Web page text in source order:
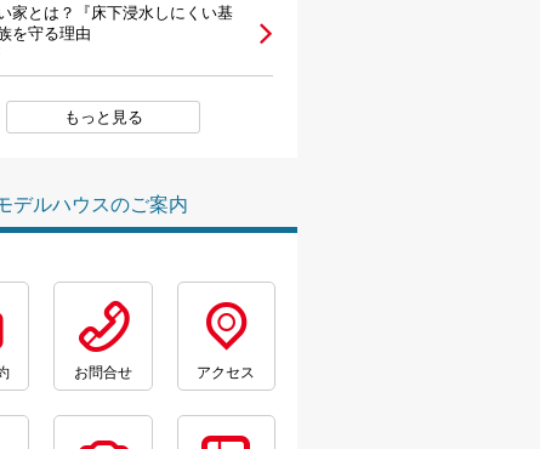
家とは？『床下浸水しにくい基
を守る理由
もっと見る
デルハウスのご案内
お問合せ アクセス